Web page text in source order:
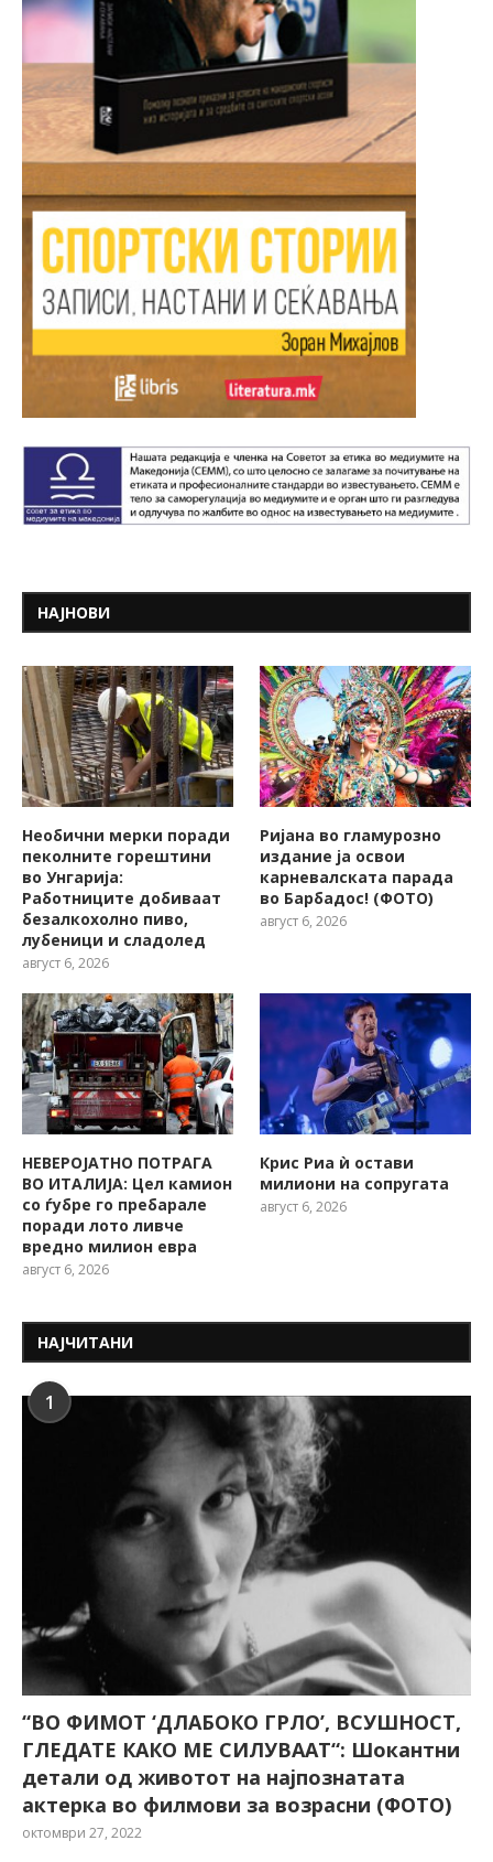
НАЈНОВИ
Необични мерки поради
пеколните горештини
во Унгарија:
Работниците добиваат
безалкохолно пиво,
лубеници и сладолед
август 6, 2026
Ријана во гламурозно
издание ја освои
карневалската парада
во Барбадос! (ФОТО)
август 6, 2026
НЕВЕРОЈАТНО ПОТРАГА
ВО ИТАЛИЈА: Цел камион
со ѓубре го пребарале
поради лото ливче
вредно милион евра
август 6, 2026
Крис Риа ѝ остави
милиони на сопругата
август 6, 2026
НАЈЧИТАНИ
1
“ВО ФИМОТ ‘ДЛАБОКО ГРЛО’, ВСУШНОСТ,
ГЛЕДАТЕ КАКО МЕ СИЛУВААТ“: Шокантни
детали од животот на најпознатата
актерка во филмови за возрасни (ФОТО)
октомври 27, 2022